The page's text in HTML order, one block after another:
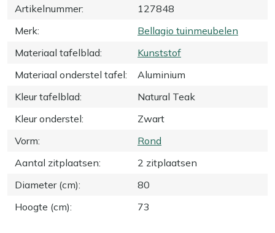
Artikelnummer:
127848
Merk:
Bellagio tuinmeubelen
Materiaal tafelblad:
Kunststof
Materiaal onderstel tafel:
Aluminium
Kleur tafelblad:
Natural Teak
Kleur onderstel:
Zwart
Vorm:
Rond
Aantal zitplaatsen:
2 zitplaatsen
Diameter (cm):
80
Hoogte (cm): 73